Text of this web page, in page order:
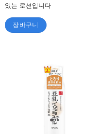
있는 로션입니다
장바구니